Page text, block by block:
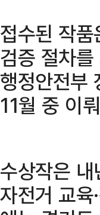
접수된 작
검증 절차
행정안전부
11월 중 이
수상작은
자전거 교